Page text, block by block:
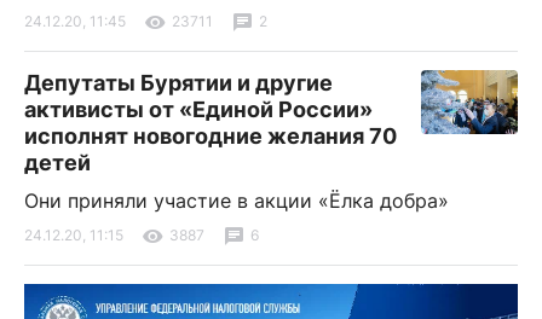
24.12.20, 11:45 23711 2
Депутаты Бурятии и другие
активисты от «Единой России»
исполнят новогодние желания 70
детей
Они приняли участие в акции «Ёлка добра»
24.12.20, 11:15 3887 6